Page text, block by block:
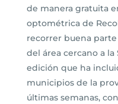
de manera gratuita
optométrica de
recorrer buena
del área cercano a la
edición que ha
municipios de la
últimas semanas,